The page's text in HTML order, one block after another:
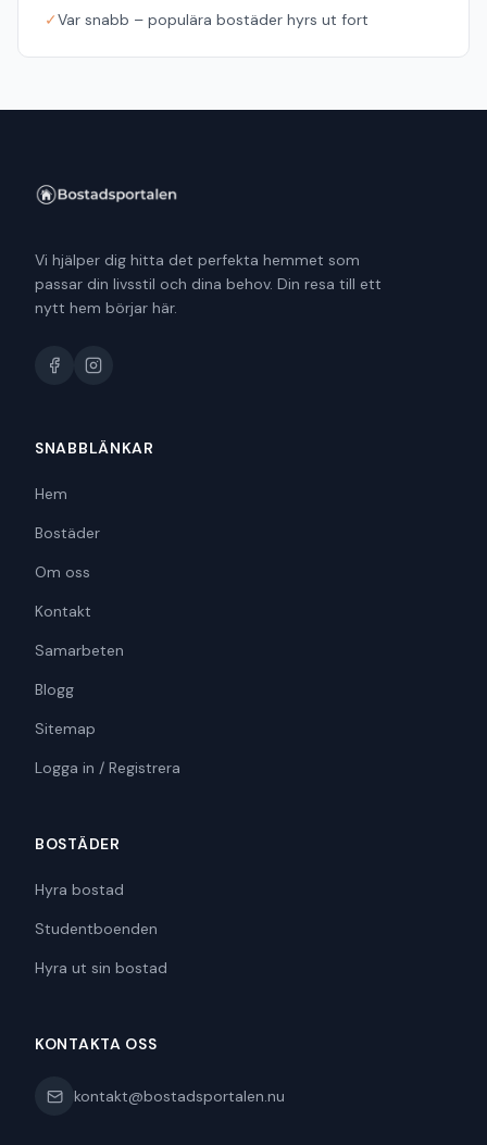
✓Var snabb – populära bostäder hyrs ut fort
Vi hjälper dig hitta det perfekta hemmet som
passar din livsstil och dina behov. Din resa till ett
nytt hem börjar här.
SNABBLÄNKAR
Hem
Bostäder
Om oss
Kontakt
Samarbeten
Blogg
Sitemap
Logga in / Registrera
BOSTÄDER
Hyra bostad
Studentboenden
Hyra ut sin bostad
KONTAKTA OSS
kontakt@bostadsportalen.nu